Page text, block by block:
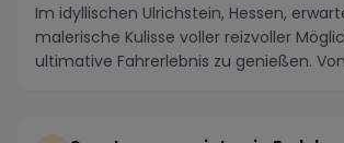
Im idyllischen Ulrichstein, Hessen,
malerische Kulisse voller reizvoller
ultimative Fahrerlebnis zu genießen.